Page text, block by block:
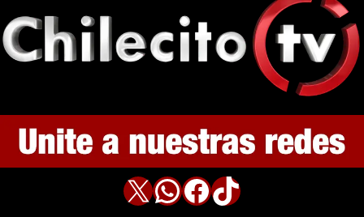
X WhatsApp Facebook TikTok